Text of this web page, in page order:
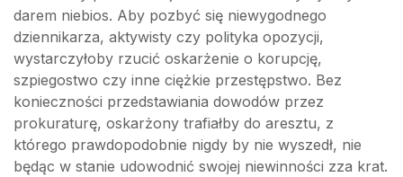
darem niebios. Aby pozbyć się niewygodnego
dziennikarza, aktywisty czy polityka opozycji,
wystarczyłoby rzucić oskarżenie o korupcję,
szpiegostwo czy inne ciężkie przestępstwo. Bez
konieczności przedstawiania dowodów przez
prokuraturę, oskarżony trafiałby do aresztu, z
którego prawdopodobnie nigdy by nie wyszedł, nie
będąc w stanie udowodnić swojej niewinności zza krat.